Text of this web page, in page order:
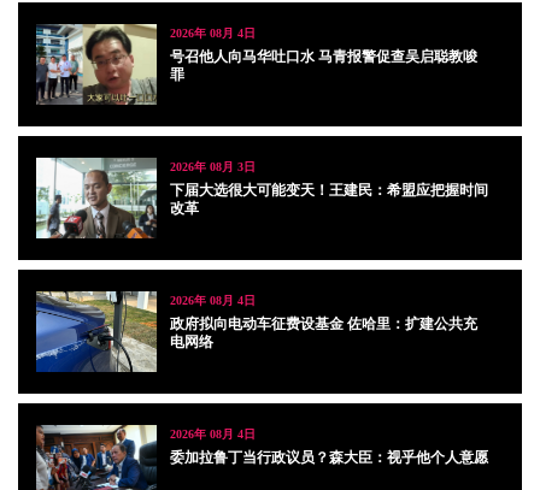
2026年 08月 4日
号召他人向马华吐口水 马青报警促查吴启聪教唆
罪
2026年 08月 3日
下届大选很大可能变天！王建民：希盟应把握时间
改革
2026年 08月 4日
政府拟向电动车征费设基金 佐哈里：扩建公共充
电网络
2026年 08月 4日
委加拉鲁丁当行政议员？森大臣：视乎他个人意愿